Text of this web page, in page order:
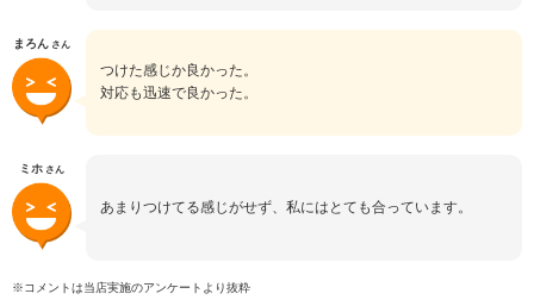
まろん さん
つけた感じか良かった。
対応も迅速で良かった。
ミホ さん
あまりつけてる感じがせず、私にはとても合っています。
※コメントは当店実施のアンケートより抜粋